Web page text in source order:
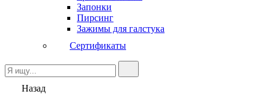
Запонки
Пирсинг
Зажимы для галстука
Сертификаты
Назад